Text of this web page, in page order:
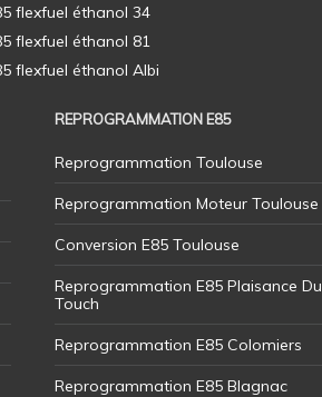
REPROGRAMMATION E85
Reprogrammation Toulouse
Reprogrammation Moteur Toulouse
Conversion E85 Toulouse
Reprogrammation E85 Plaisance Du
Touch
Reprogrammation E85 Colomiers
Reprogrammation E85 Blagnac
flexfuel éthanol 34
flexfuel éthanol 81
flexfuel éthanol Albi